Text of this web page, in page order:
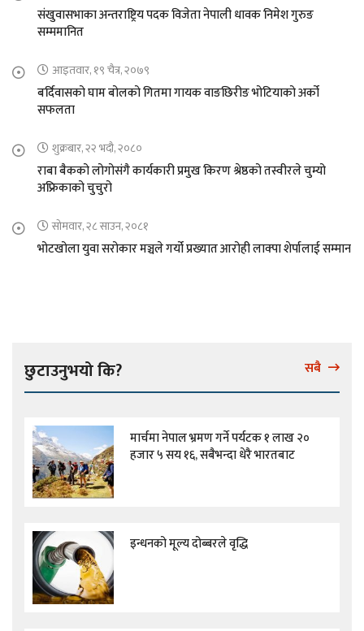
संखुवासभाका अन्तराष्ट्रिय पदक विजेता नेपाली धावक निमेश गुरुङ
सम्ममानित
आइतवार, १९ चैत्र, २०७९
बर्दिवासको घाम बोलको गितमा गायक वाङछिरीङ भोटियाको अर्को
सफलता
शुक्रबार, २२ भदौ, २०८०
राबा बैकको लोगोसंगै कार्यकारी प्रमुख किरण श्रेष्ठको तस्वीरले चुम्यो
अफ्रिकाको चुचुरो
सोमवार, २८ साउन, २०८१
भोटखोला युवा सरोकार मञ्चले गर्यो प्रख्यात आरोही लाक्पा शेर्पालाई सम्मान
छुटाउनुभयो कि? सबै
मार्चमा नेपाल भ्रमण गर्ने पर्यटक १ लाख २०
हजार ५ सय १६, सबैभन्दा धेरै भारतबाट
इन्धनको मूल्य दोब्बरले वृद्धि